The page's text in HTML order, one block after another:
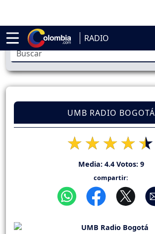
RADIO
Abelardo de la Espriella
UMB RADIO BOGOTÁ
Media: 4.4Votos: 9
compartir: